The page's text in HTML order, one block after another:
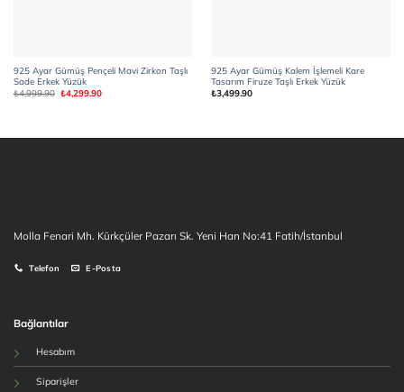
925 Ayar Gümüş Pençeli Mavi Zirkon Taşlı
Sade Erkek Yüzük
₺4,999.90 Orijinal
fiyat:
₺4,299.90Şu
andaki
925 Ayar Gümüş Kalem İşlemeli Kare
Tasarım Firuze Taşlı Erkek Yüzük
₺3,499.90
Molla Fenari Mh. Kürkçüler Pazarı Sk. Yeni Han No:41 Fatih/İstanbul
Telefon E-Posta
Bağlantılar
Hesabım
Siparişler